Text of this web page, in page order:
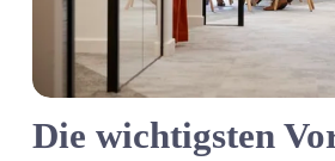
Die wichtigsten